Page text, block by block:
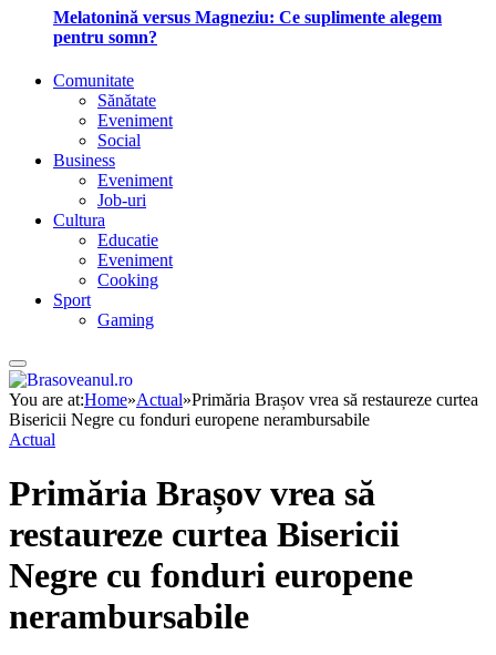
Melatonină versus Magneziu: Ce suplimente alegem
pentru somn?
Comunitate
Sănătate
Eveniment
Social
Business
Eveniment
Job-uri
Cultura
Educatie
Eveniment
Cooking
Sport
Gaming
You are at:Home»Actual»Primăria Brașov vrea să restaureze curtea
Bisericii Negre cu fonduri europene nerambursabile
Actual
Primăria Brașov vrea să
restaureze curtea Bisericii
Negre cu fonduri europene
nerambursabile